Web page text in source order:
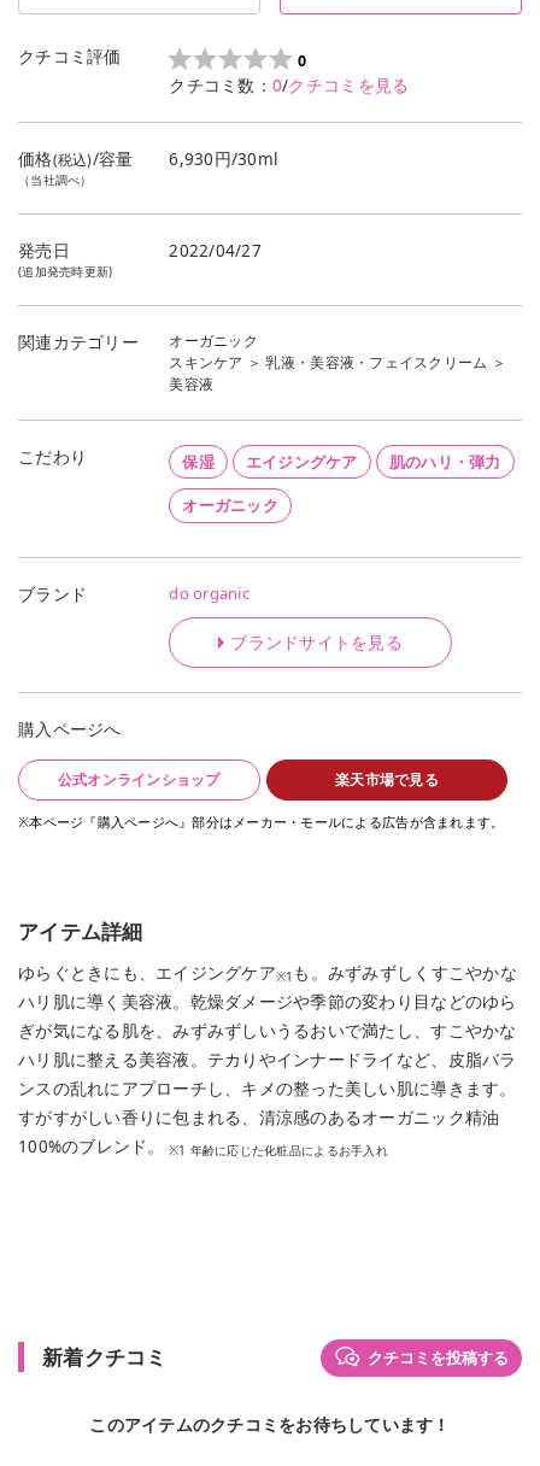
クチコミ評価 0
クチコミ数： 0/クチコミを見る
価格(税込)/容量
（当社調べ）
6,930円/30ml
発売日
(追加発売時更新)
2022/04/27
関連カテゴリー
オーガニック
スキンケア ＞乳液・美容液・フェイスクリーム ＞
美容液
こだわり 保湿 エイジングケア 肌のハリ・弾力
オーガニック
ブランド do organic
ブランドサイトを見る
購入ページへ
公式オンラインショップ 楽天市場で見る
※本ページ『購入ページへ』部分はメーカー・モールによる広告が含まれます。
アイテム詳細
ゆらぐときにも、エイジングケア※1 も。みずみずしくすこやかな
ハリ肌に導く美容液。乾燥ダメージや季節の変わり目などのゆら
ぎが気になる肌を、みずみずしいうるおいで満たし、すこやかな
ハリ肌に整える美容液。テカりやインナードライなど、皮脂バラ
ンスの乱れにアプローチし、キメの整った美しい肌に導きます。
すがすがしい香りに包まれる、清涼感のあるオーガニック精油
100%のブレンド。
※1 年齢に応じた化粧品によるお手入れ
新着クチコミ クチコミを投稿する
このアイテムのクチコミをお待ちしています！